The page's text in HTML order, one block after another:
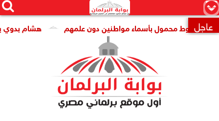
×


 عاجل هشام بدوي يهنئ محمول بأسماء مواطنين دون علمهم